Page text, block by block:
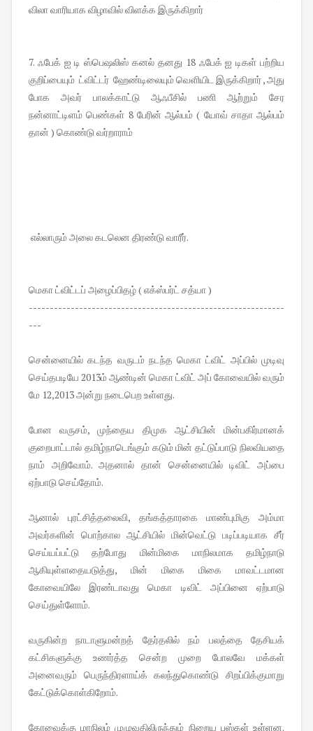
விலா வாரியாக விழாவில் விளக்க இருக்கிறார்
7. ஃபேக் ஐ டி ஸ்பெஷலிஸ் கனல் தனது 18 ஃபேக் ஐ டிகள் பற்றிய
குறிப்பையும் ட்விட்டர் ஹேண்டிலையும் வெளியிட இருக்கிறார் , அது
போக அவர் பாலக்காட்டு ஆஃபீசில் பணி ஆற்றும் சேர
நன்னாட்டிளம் பெண்கள் 8 பேரின் ஆல்பம் ( யோவ் சாதா ஆல்பம்
தான் ) கொண்டு வர்றாராம்
எல்லாரும் அலை கடலென திரண்டு வாரீர்.
மெகா ட்விட்டப் அழைப்பிதழ் ( எக்ஸ்பர்ட் சத்யா )
-------------------------------------------------------------
---
சென்னையில் கடந்த வருடம் நடந்த மெகா ட்விட் அப்பில் முடிவு
செய்தபடியே 2013ம் ஆண்டின் மெகா ட்விட் அப் கோவையில் வரும்
மே 12,2013 அன்று நடைபெற உள்ளது.
போன வருசம், முந்தைய திமுக ஆட்சியின் மின்பகிர்மானக்
குறைபாட்டால் தமிழ்நாடெங்கும் கடும் மின் தட்டுப்பாடு நிலவியதை
நாம் அறிவோம். அதனால் தான் சென்னையில் டிவிட் அப்பை
ஏற்பாடு செய்தோம்.
ஆனால் புரட்சித்தலைவி, தங்கத்தாரகை மாண்புமிகு அம்மா
அவர்களின் பொற்கால ஆட்சியில் மின்வெட்டு படிப்படியாக சீர்
செய்யப்பட்டு தற்போது மின்மிகை மாநிலமாக தமிழ்நாடு
ஆகியுள்ளதையடுத்து, மின் மிகை மிகை மாவட்டமான
கோவையிலே இரண்டாவது மெகா டிவிட் அப்பினை ஏற்பாடு
செய்துள்ளோம்.
வருகின்ற நாடாளுமன்றத் தேர்தலில் நம் பலத்தை தேசியக்
கட்சிகளுக்கு உணர்த்த சென்ற முறை போலவே மக்கள்
அனைவரும் பெருந்திரளாய்க் கலந்துகொண்டு சிறப்பிக்குமாறு
கேட்டுக்கொள்கிறோம்.
கோவைக்கு மாநிலம் முழுவதிலிருந்தும் நிறைய பஸ்கள் உள்ளன.